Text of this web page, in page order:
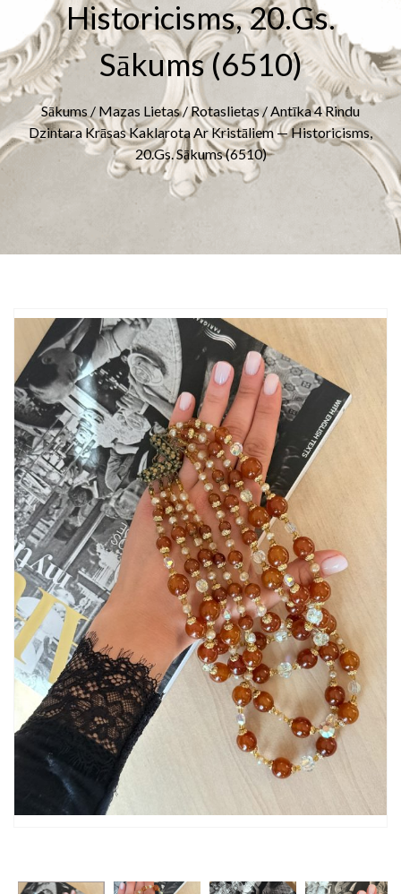
Historicisms, 20.gs.
Sākums (6510)
Sākums / Mazas Lietas/Rotaslietas/ Antīka 4 Rindu
Dzintara Krāsas Kaklarota Ar Kristāliem — Historicisms,
20.gs. Sākums (6510)